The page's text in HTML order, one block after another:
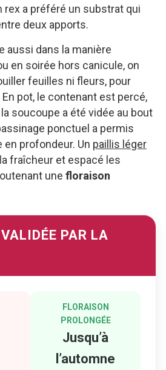
rex a préféré un substrat qui
deux apports.
aussi dans la manière
en soirée hors canicule, on
feuilles ni fleurs, pour
pot, le contenant est percé,
soucoupe a été vidée au bout
ponctuel a permis
en profondeur. Un paillis léger
fraîcheur et espacé les
une floraison
PAR LA
FLORAISON
PROLONGÉE
Jusqu’à
l’automne